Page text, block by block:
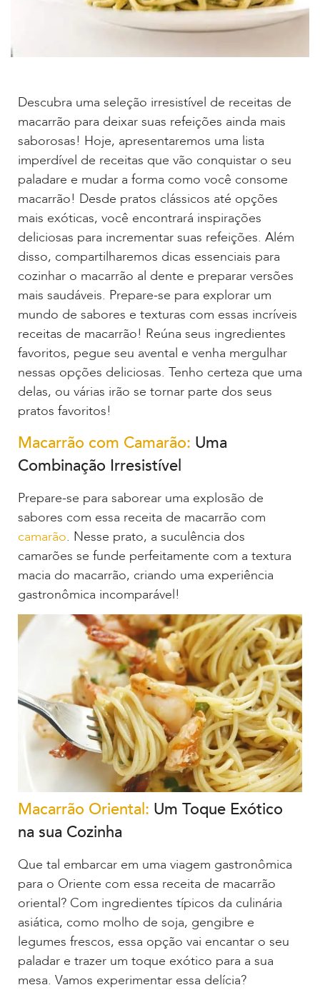
Descubra uma seleção irresistível de receitas de
macarrão para deixar suas refeições ainda mais
saborosas! Hoje, apresentaremos uma lista
imperdível de receitas que vão conquistar o seu
paladare e mudar a forma como você consome
macarrão! Desde pratos clássicos até opções
mais exóticas, você encontrará inspirações
deliciosas para incrementar suas refeições. Além
disso, compartilharemos dicas essenciais para
cozinhar o macarrão al dente e preparar versões
mais saudáveis. Prepare-se para explorar um
mundo de sabores e texturas com essas incríveis
receitas de macarrão! Reúna seus ingredientes
favoritos, pegue seu avental e venha mergulhar
nessas opções deliciosas. Tenho certeza que uma
delas, ou várias irão se tornar parte dos seus
pratos favoritos!
Macarrão com Camarão: Uma
Combinação Irresistível
Prepare-se para saborear uma explosão de
sabores com essa receita de macarrão com
camarão. Nesse prato, a suculência dos
camarões se funde perfeitamente com a textura
macia do macarrão, criando uma experiência
gastronômica incomparável!
Macarrão Oriental: Um Toque Exótico
na sua Cozinha
Que tal embarcar em uma viagem gastronômica
para o Oriente com essa receita de macarrão
oriental? Com ingredientes típicos da culinária
asiática, como molho de soja, gengibre e
legumes frescos, essa opção vai encantar o seu
paladar e trazer um toque exótico para a sua
mesa. Vamos experimentar essa delícia?